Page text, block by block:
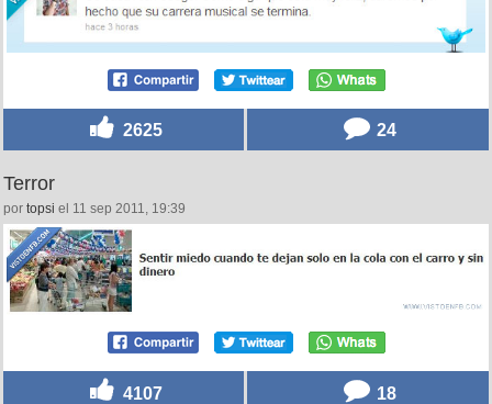
2625 24
Terror
por topsi el 11 sep 2011, 19:39
4107 18